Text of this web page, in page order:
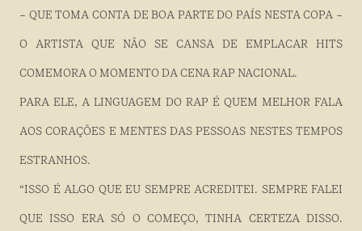
– QUE TOMA CONTA DE BOA PARTE DO PAÍS NESTA COPA –
O ARTISTA QUE NÃO SE CANSA DE EMPLACAR HITS
COMEMORA O MOMENTO DA CENA RAP NACIONAL.
PARA ELE, A LINGUAGEM DO RAP É QUEM MELHOR FALA
AOS CORAÇÕES E MENTES DAS PESSOAS NESTES TEMPOS
ESTRANHOS.
“ISSO É ALGO QUE EU SEMPRE ACREDITEI. SEMPRE FALEI
QUE ISSO ERA SÓ O COMEÇO, TINHA CERTEZA DISSO.